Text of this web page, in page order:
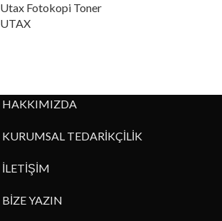
Utax Fotokopi Toner
UTAX
HAKKIMIZDA
KURUMSAL TEDARİKÇİLİK
İLETİŞİM
BİZE YAZIN